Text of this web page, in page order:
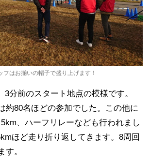
フはお揃いの帽子で盛り上げます！
3分前のスタート地点の模様です。
約80名ほどの参加でした。この他に
、ハーフリレーなども行われまし
ほど走り折り返してきます。8周回
す。